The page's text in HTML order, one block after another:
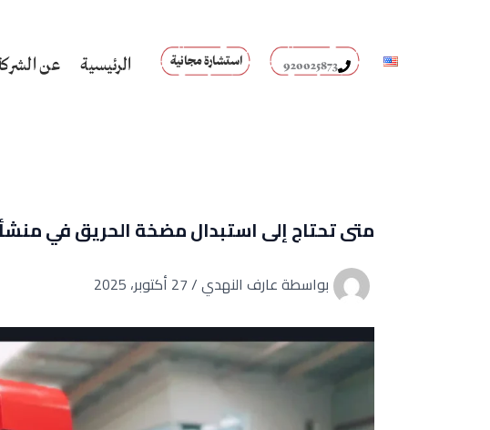
920025873 استشارة مجانية الرئيسية عن
متى تحتاج إلى استبدال مضخة الحريق في
بواسطةعارف النهدي/27 أكتوبر، 2025